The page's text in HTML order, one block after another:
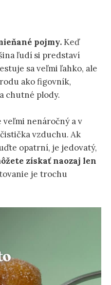
pojmy.Keď
ľudí si predstaví
sa veľmi ľahko, ale
ako figovník,
chutné plody.
veľmi nenáročný a v
vzduchu. Ak
opatrní, je jedovatý,
získať naozaj len
je trochu